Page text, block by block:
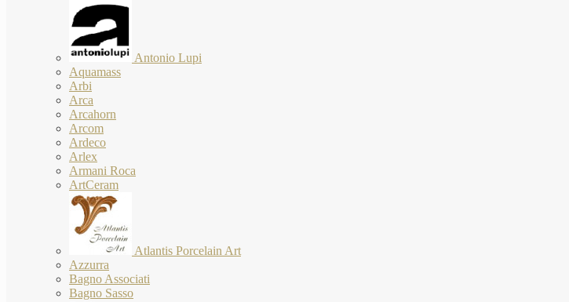
Antonio Lupi
Aquamass
Arbi
Arca
Arcahorn
Arcom
Ardeco
Arlex
Armani Roca
ArtCeram
Atlantis Porcelain Art
Azzurra
Bagno Associati
Bagno Sasso